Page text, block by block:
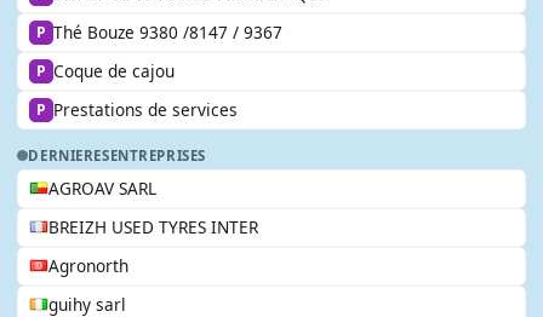
P Thé Bouze 9380 /8147 / 9367
P Coque de cajou
P Prestations de services
DERNIERESENTREPRISES
AGROAV SARL
BREIZH USED TYRES INTER
Agronorth
guihy sarl